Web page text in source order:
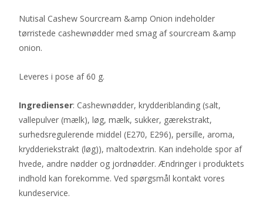
Nutisal Cashew Sourcream &amp Onion indeholder
tørristede cashewnødder med smag af sourcream &amp
onion.
Leveres i pose af 60 g.
Ingredienser: Cashewnødder, krydderiblanding (salt,
vallepulver (mælk), løg, mælk, sukker, gærekstrakt,
surhedsregulerende middel (E270, E296), persille, aroma,
krydderiekstrakt (løg)), maltodextrin. Kan indeholde spor af
hvede, andre nødder og jordnødder. Ændringer i produktets
indhold kan forekomme. Ved spørgsmål kontakt vores
kundeservice.